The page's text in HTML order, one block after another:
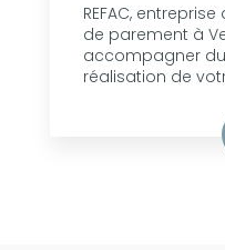
REFAC,
de parement à
accompagner
réalisation de